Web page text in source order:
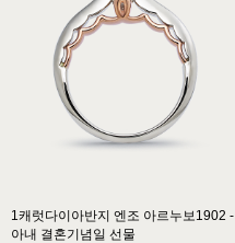
1캐럿다이아반지 엔조 아르누보1902 -
아내 결혼기념일 선물